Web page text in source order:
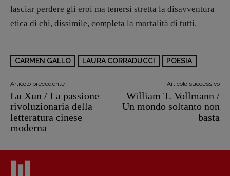
lasciar perdere gli eroi ma tenersi stretta la disavventura
etica di chi, dissimile, completa la mortalità di tutti.
CARMEN GALLO LAURA CORRADUCCI POESIA
Articolo precedente
Lu Xun / La passione
rivoluzionaria della
letteratura cinese
moderna
Articolo successivo
William T. Vollmann /
Un mondo soltanto non
basta